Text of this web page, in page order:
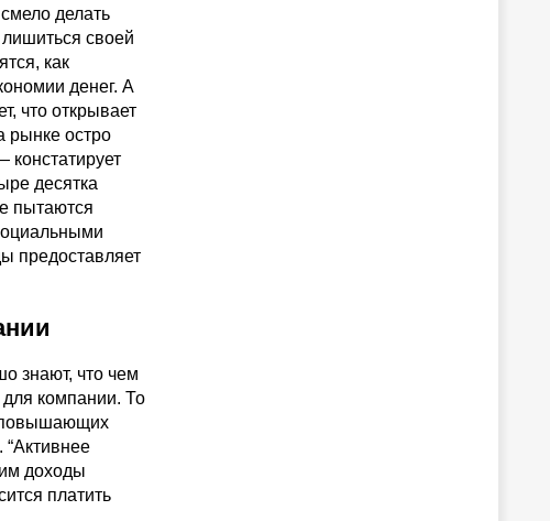
делать
своей
как
денег. А
что открывает
рынке остро
десятка
пытаются
предоставляет
знают, что чем
компании. То
повышающих
доходы
платить